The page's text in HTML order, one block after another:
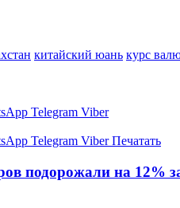
китайский юань курс
Telegram Viber
Telegram Viber Печатать
подорожали на 12%